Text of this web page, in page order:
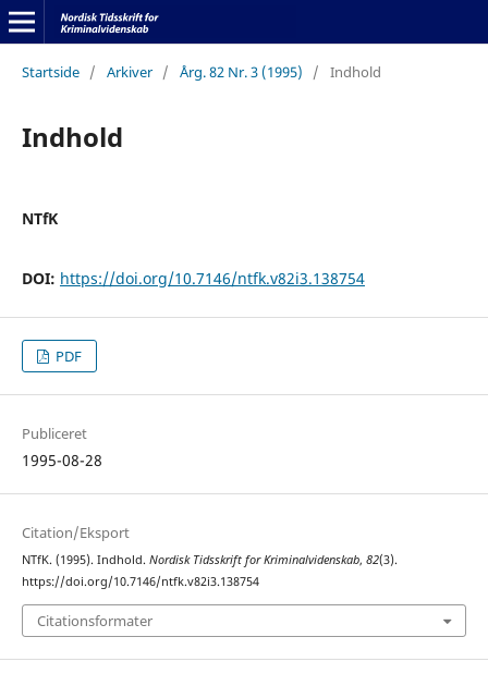
Startside / Arkiver / Årg. 82 Nr. 3 (1995) / Indhold
Indhold
NTfK
DOI: https://doi.org/10.7146/ntfk.v82i3.138754
PDF
Publiceret
1995-08-28
Citation/Eksport
NTfK. (1995). Indhold. Nordisk Tidsskrift for Kriminalvidenskab, 82(3).
https://doi.org/10.7146/ntfk.v82i3.138754
Citationsformater